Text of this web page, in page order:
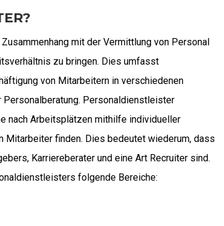
mit der Vermittlung von Personal
zu bringen. Dies umfasst
von Mitarbeitern in verschiedenen
Personalberatung. Personaldienstleister
nach Arbeitsplätzen mithilfe individueller
Mitarbeiter finden. Dies bedeutet wiederum, dass
Karriereberater und eine Art Recruiter sind.
folgende Bereiche: